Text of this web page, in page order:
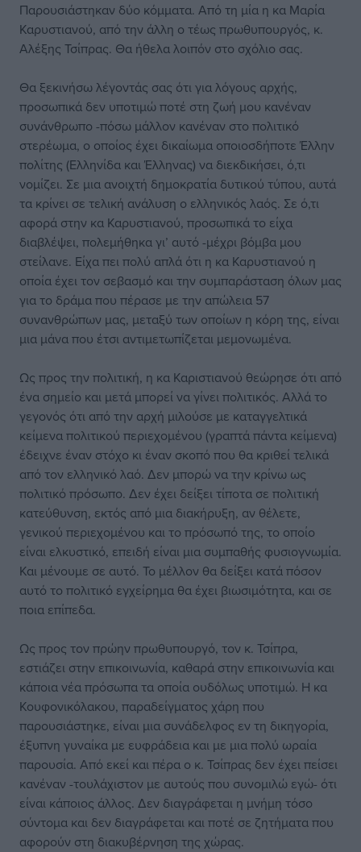
Παρουσιάστηκαν δύο κόμματα. Από τη μία η κα Μαρία
Καρυστιανού, από την άλλη ο τέως πρωθυπουργός, κ.
Αλέξης Τσίπρας. Θα ήθελα λοιπόν στο σχόλιο σας.
Θα ξεκινήσω λέγοντάς σας ότι για λόγους αρχής,
προσωπικά δεν υποτιμώ ποτέ στη ζωή μου κανέναν
συνάνθρωπο -πόσω μάλλον κανέναν στο πολιτικό
στερέωμα, ο οποίος έχει δικαίωμα οποιοσδήποτε Έλλην
πολίτης (Ελληνίδα και Έλληνας) να διεκδικήσει, ό,τι
νομίζει. Σε μια ανοιχτή δημοκρατία δυτικού τύπου, αυτά
τα κρίνει σε τελική ανάλυση ο ελληνικός λαός. Σε ό,τι
αφορά στην κα Καρυστιανού, προσωπικά το είχα
διαβλέψει, πολεμήθηκα γι’ αυτό -μέχρι βόμβα μου
στείλανε. Είχα πει πολύ απλά ότι η κα Καρυστιανού η
οποία έχει τον σεβασμό και την συμπαράσταση όλων μας
για το δράμα που πέρασε με την απώλεια 57
συνανθρώπων μας, μεταξύ των οποίων η κόρη της, είναι
μια μάνα που έτσι αντιμετωπίζεται μεμονωμένα.
Ως προς την πολιτική, η κα Καριστιανού θεώρησε ότι από
ένα σημείο και μετά μπορεί να γίνει πολιτικός. Αλλά το
γεγονός ότι από την αρχή μιλούσε με καταγγελτικά
κείμενα πολιτικού περιεχομένου (γραπτά πάντα κείμενα)
έδειχνε έναν στόχο κι έναν σκοπό που θα κριθεί τελικά
από τον ελληνικό λαό. Δεν μπορώ να την κρίνω ως
πολιτικό πρόσωπο. Δεν έχει δείξει τίποτα σε πολιτική
κατεύθυνση, εκτός από μια διακήρυξη, αν θέλετε,
γενικού περιεχομένου και το πρόσωπό της, το οποίο
είναι ελκυστικό, επειδή είναι μια συμπαθής φυσιογνωμία.
Και μένουμε σε αυτό. Το μέλλον θα δείξει κατά πόσον
αυτό το πολιτικό εγχείρημα θα έχει βιωσιμότητα, και σε
ποια επίπεδα.
Ως προς τον πρώην πρωθυπουργό, τον κ. Τσίπρα,
εστιάζει στην επικοινωνία, καθαρά στην επικοινωνία και
κάποια νέα πρόσωπα τα οποία ουδόλως υποτιμώ. Η κα
Κουφονικόλακου, παραδείγματος χάρη που
παρουσιάστηκε, είναι μια συνάδελφος εν τη δικηγορία,
έξυπνη γυναίκα με ευφράδεια και με μια πολύ ωραία
παρουσία. Από εκεί και πέρα ο κ. Τσίπρας δεν έχει πείσει
κανέναν -τουλάχιστον με αυτούς που συνομιλώ εγώ- ότι
είναι κάποιος άλλος. Δεν διαγράφεται η μνήμη τόσο
σύντομα και δεν διαγράφεται και ποτέ σε ζητήματα που
αφορούν στη διακυβέρνηση της χώρας.